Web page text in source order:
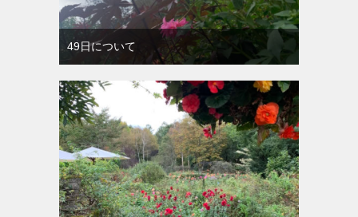
49日について